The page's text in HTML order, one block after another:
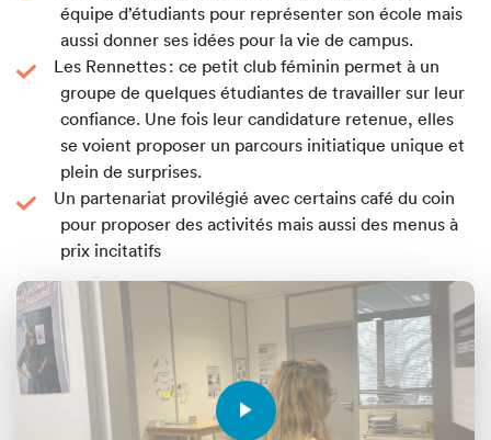
équipe d’étudiants pour représenter son école mais
aussi donner ses idées pour la vie de campus.
Les Rennettes : ce petit club féminin permet à un
groupe de quelques étudiantes de travailler sur leur
confiance. Une fois leur candidature retenue, elles
se voient proposer un parcours initiatique unique et
plein de surprises.
Un partenariat provilégié avec certains café du coin
pour proposer des activités mais aussi des menus à
prix incitatifs